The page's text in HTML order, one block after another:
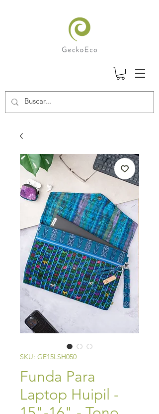
SKU: GE15LSH050
Funda Para
Laptop Huipil -